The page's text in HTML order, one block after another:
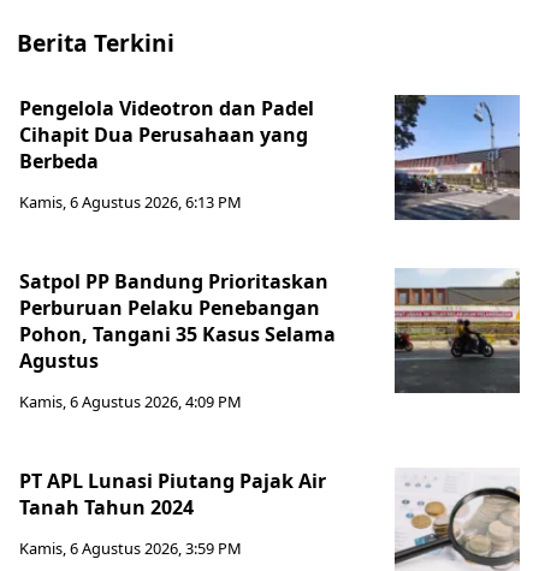
Berita Terkini
Pengelola Videotron dan Padel
Cihapit Dua Perusahaan yang
Berbeda
Kamis, 6 Agustus 2026, 6:13 PM
Satpol PP Bandung Prioritaskan
Perburuan Pelaku Penebangan
Pohon, Tangani 35 Kasus Selama
Agustus
Kamis, 6 Agustus 2026, 4:09 PM
PT APL Lunasi Piutang Pajak Air
Tanah Tahun 2024
Kamis, 6 Agustus 2026, 3:59 PM